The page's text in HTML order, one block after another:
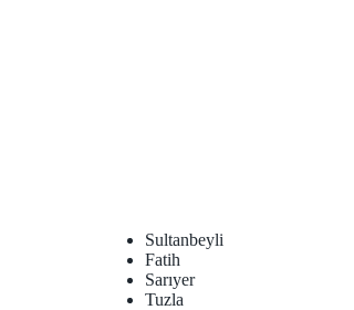
Sultanbeyli
Fatih
Sarıyer
Tuzla